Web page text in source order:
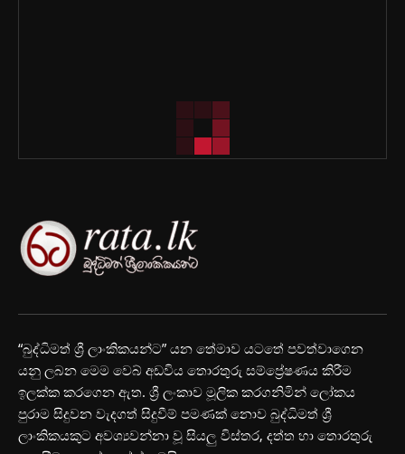
“බුද්ධිමත් ශ්‍රී ලාංකිකයන්ට” යන තේමාව යටතේ පවත්වාගෙන
යනු ලබන මෙම වෙබ් අඩවිය තොරතුරු සම්ප්‍රේෂණය කිරීම
ඉලක්ක කරගෙන ඇත. ශ්‍රී ලංකාව මූලික කරගනිමින් ලෝකය
පුරාම සිදුවන වැදගත් සිදුවීම් පමණක් නොව බුද්ධිමත් ශ්‍රී
ලාංකිකයකුට අවශ්‍යවන්නා වූ සියලු විස්තර, දත්ත හා තොරතුරු